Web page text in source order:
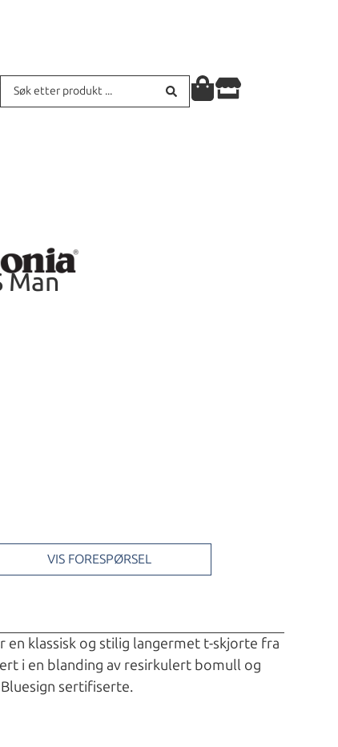
Man
VIS FORESPØRSEL
en klassisk og stilig langermet t-skjorte fra
i en blanding av resirkulert bomull og
sertifiserte.